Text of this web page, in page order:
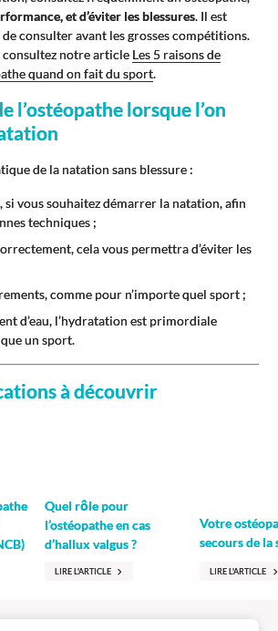
et d’éviter les blessures. Il est
consulter avant les grosses compétitions.
consultez notre article Les 5 raisons de
quand on fait du sport.
l’ostéopathe lorsque l’on
de la natation sans blessure :
si vous souhaitez démarrer la natation, afin
techniques ;
cela vous permettra d’éviter les
comme pour n’importe quel sport ;
d’eau, l’hydratation est primordiale
un sport.
à découvrir
Quel rôle pour
l’ostéopathe en cas
d’hallux valgus ?
LIRE L'ARTICLE
Votre
secours de la
LIRE L'ARTICLE